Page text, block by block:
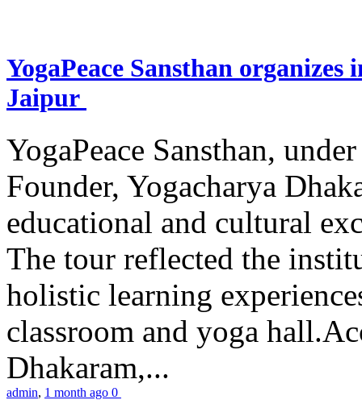
YogaPeace Sansthan
Jaipur
YogaPeace Sansthan,
Founder, Yogacharya
educational and cultural
The tour reflected the
holistic learning
classroom and yoga
Dhakaram,...
admin, 1 month ago 0